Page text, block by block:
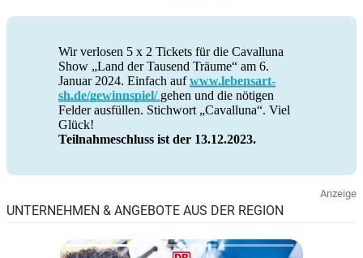
Wir verlosen 5 x 2 Tickets für die Cavalluna
Show „Land der Tausend Träume“ am 6.
Januar 2024. Einfach aufwww.lebensart-
sh.de/gewinnspiel/ gehen und die nötigen
Felder ausfüllen. Stichwort „Cavalluna“. Viel
Glück!
Teilnahmeschluss ist der 13.12.2023.